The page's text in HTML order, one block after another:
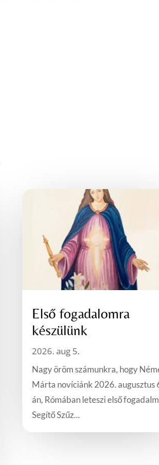
Első fogadalomra
készülünk
2026. aug 5.
Nagy öröm számunkra, hogy
Márta novíciánk 2026. augusztus
án, Rómában leteszi első
Segítő Szűz...